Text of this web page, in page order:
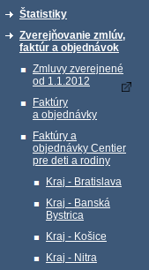
Štatistiky
Zverejňovanie zmlúv,
faktúr a objednávok
Zmluvy zverejnené
od 1.1.2012
Faktúry
a objednávky
Faktúry a
objednávky Centier
pre deti a rodiny
Kraj - Bratislava
Kraj - Banská
Bystrica
Kraj - Košice
Kraj - Nitra